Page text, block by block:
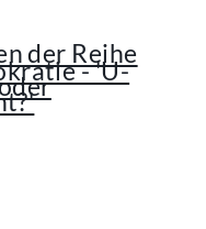
der Reihe
- 'U-